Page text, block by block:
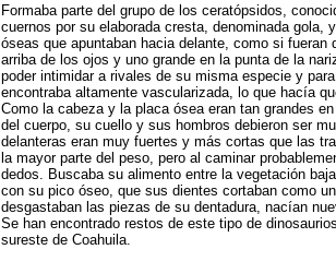
Formaba parte del grupo de los ceratópsidos,
cuernos por su elaborada cresta, denominada gola,
óseas que apuntaban hacia delante, como si fueran
arriba de los ojos y uno grande en la punta de la
poder intimidar a rivales de su misma especie y
encontraba altamente vascularizada, lo que hacía
Como la cabeza y la placa ósea eran tan grandes
del cuerpo, su cuello y sus hombros debieron ser
delanteras eran muy fuertes y más cortas que las
la mayor parte del peso, pero al caminar
dedos. Buscaba su alimento entre la vegetación
con su pico óseo, que sus dientes cortaban como
desgastaban las piezas de su dentadura, nacían
Se han encontrado restos de este tipo de
sureste de Coahuila.